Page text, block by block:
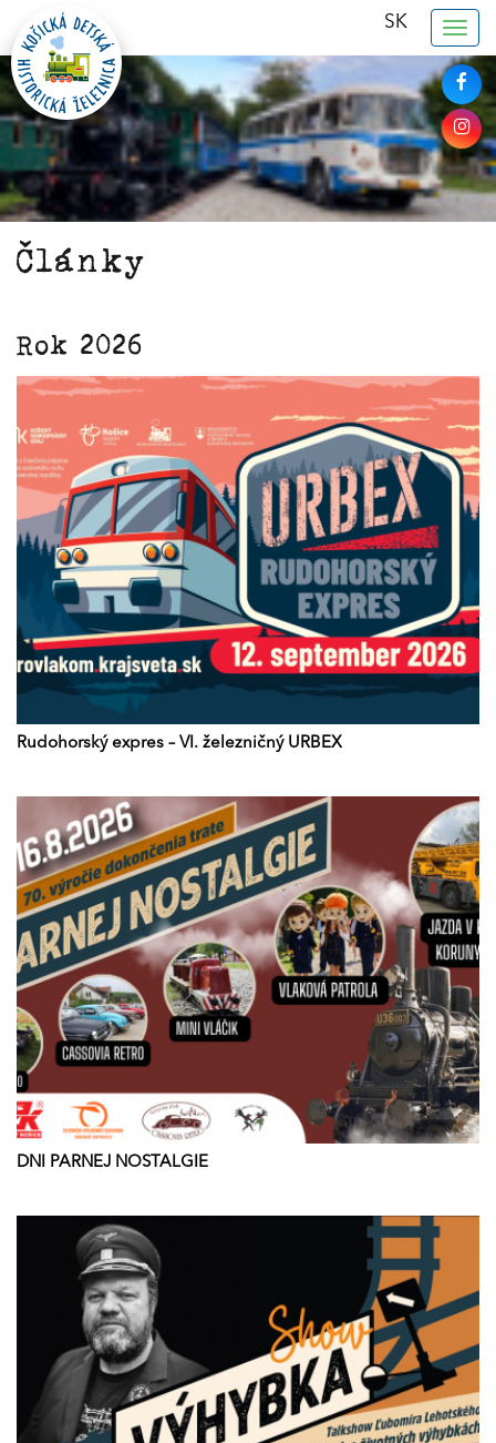
SK
Články
Rok 2026
Rudohorský expres – VI. železničný URBEX
DNI PARNEJ NOSTALGIE